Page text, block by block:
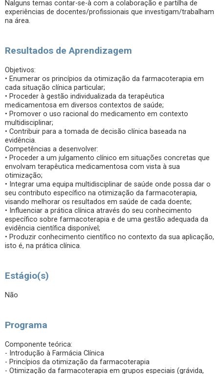
Nalguns temas contar-se-à com a colaboração e partilha de
experiências de docentes/profissionais que investigam/trabalham
na área.
Resultados de Aprendizagem
Objetivos:
• Enumerar os princípios da otimização da farmacoterapia em
cada situação clínica particular;
• Proceder à gestão individualizada da terapêutica
medicamentosa em diversos contextos de saúde;
• Promover o uso racional do medicamento em contexto
multidisciplinar;
• Contribuir para a tomada de decisão clínica baseada na
evidência.
Competências a desenvolver:
• Proceder a um julgamento clínico em situações concretas que
envolvam terapêutica medicamentosa com vista à sua
otimização;
• Integrar uma equipa multidisciplinar de saúde onde possa dar o
seu contributo específico na otimização da farmacoterapia,
visando melhorar os resultados em saúde de cada doente;
• Influenciar a prática clínica através do seu conhecimento
específico sobre farmacoterapia e de uma gestão adequada da
evidência científica disponível;
• Produzir conhecimento científico no contexto da sua aplicação,
isto é, na prática clínica.
Estágio(s)
Não
Programa
Componente teórica:
- Introdução à Farmácia Clínica
- Princípios da otimização da farmacoterapia
- Otimização da farmacoterapia em grupos especiais (grávida,